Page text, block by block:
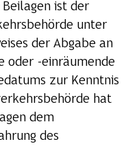
Beilagen ist der
unter
der Abgabe an
oder -einräumende
zur Kenntnis
hat
dem
des